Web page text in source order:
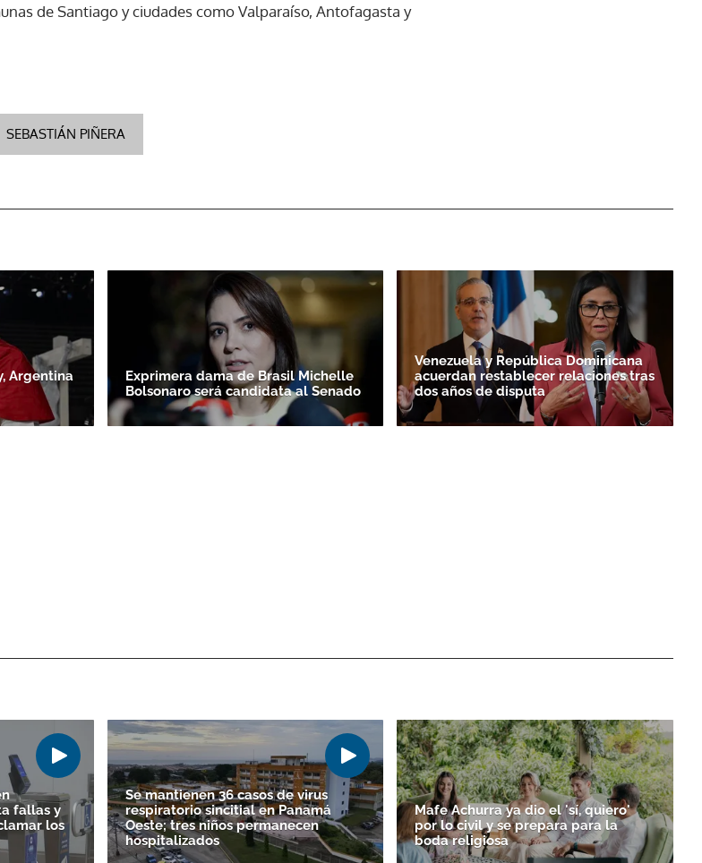
de Santiago y ciudades como Valparaíso, Antofagasta y
SEBASTIÁN PIÑERA
Argentina
Exprimera dama de Brasil Michelle
Bolsonaro será candidata al Senado
Venezuela y República Dominicana
acuerdan restablecer relaciones tras
dos años de disputa
fallas y
los
Se mantienen 36 casos de virus
respiratorio sincitial en Panamá
Oeste; tres niños permanecen
hospitalizados
Mafe Achurra ya dio el 'sí, quiero'
por lo civil y se prepara para la
boda religiosa